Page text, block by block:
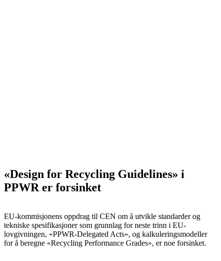
«Design for Recycling Guidelines» i
PPWR er forsinket
EU-kommisjonens oppdrag til CEN om å utvikle standarder og
tekniske spesifikasjoner som grunnlag for neste trinn i EU-
lovgivningen, «PPWR-Delegated Acts», og kalkuleringsmodeller
for å beregne «Recycling Performance Grades», er noe forsinket.